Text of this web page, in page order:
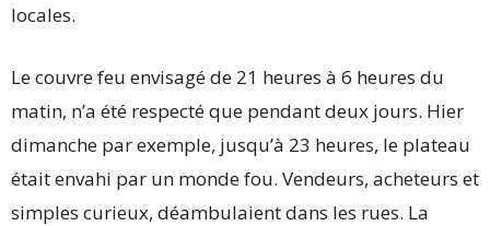
locales.
Le couvre feu envisagé de 21 heures à 6 heures du
matin, n’a été respecté que pendant deux jours. Hier
dimanche par exemple, jusqu’à 23 heures, le plateau
était envahi par un monde fou. Vendeurs, acheteurs et
simples curieux, déambulaient dans les rues. La